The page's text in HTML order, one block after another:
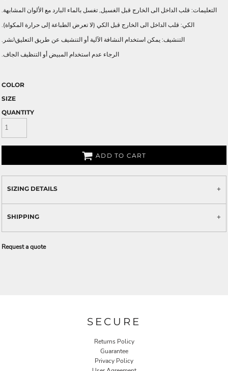
التعليمات: قلب الداخل الى الخارج قبل الغسيل, تغسل بالماء البارد مع الألوان المشابهة.
الكي: قلب الداخل الى الخارج قبل الكي (لا تعرض الطباعة إلى حرارة المكواة).
التنشيف: يمكن استخدام النشافة الآلية أو التنشيف عن طريق التعليق\نشر.
الرجاء عدم استخدام المبيض أو التنظيف الجاف.
COLOR
SIZE
QUANTITY
ADD TO CART
SIZING DETAILS
SHIPPING
Request a quote
SECURE
Returns Policy
Guarantee
Privacy Policy